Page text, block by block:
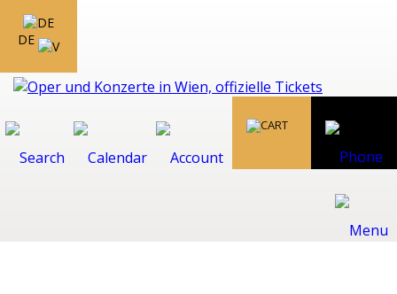
DE